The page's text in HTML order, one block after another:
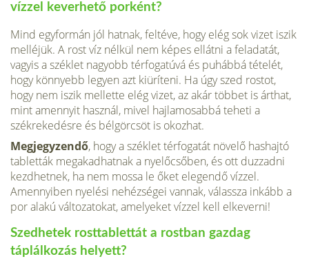
vízzel keverhető porként?
Mind egyformán jól hatnak, feltéve, hogy elég sok vizet iszik
melléjük. A rost víz nélkül nem képes ellátni a feladatát,
vagyis a széklet nagyobb térfogatúvá és puhábbá tételét,
hogy könnyebb legyen azt kiüríteni. Ha úgy szed rostot,
hogy nem iszik mellette elég vizet, az akár többet is árthat,
mint amennyit használ, mivel hajlamosabbá teheti a
székrekedésre és bélgörcsöt is okozhat.
Megjegyzendő, hogy a széklet térfogatát növelő hashajtó
tabletták megakadhatnak a nyelőcsőben, és ott duzzadni
kezdhetnek, ha nem mossa le őket elegendő vízzel.
Amennyiben nyelési nehézségei vannak, válassza inkább a
por alakú változatokat, amelyeket vízzel kell elkeverni!
Szedhetek rosttablettát a rostban gazdag
táplálkozás helyett?